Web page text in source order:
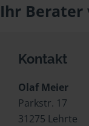
Ihr Berater
Kontakt
Olaf Meier
Parkstr. 17
31275 Lehrte